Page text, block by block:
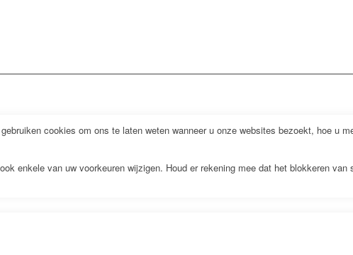
cookies om ons te laten weten wanneer u onze websites bezoekt, hoe u
enkele van uw voorkeuren wijzigen. Houd er rekening mee dat het blokkeren